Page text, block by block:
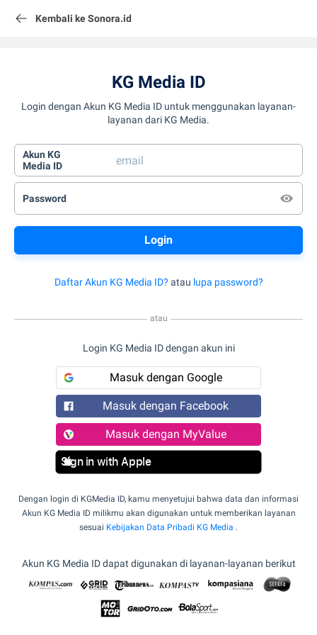
Kembali ke Sonora.id
KG Media ID
Login dengan Akun KG Media ID untuk menggunakan layanan-
layanan dari KG Media.
Akun KG
Media ID
Password
Daftar Akun KG Media ID? atau lupa password?
atau
Login KG Media ID dengan akun ini
Masuk dengan Google
Masuk dengan Facebook
Masuk dengan MyValue
Sign in with Apple
Dengan login di KGMedia ID, kamu menyetujui bahwa data dan informasi
Akun KG Media ID milikmu akan digunakan untuk memberikan layanan
sesuai Kebijakan Data Pribadi KG Media .
Akun KG Media ID dapat digunakan di layanan-layanan berikut